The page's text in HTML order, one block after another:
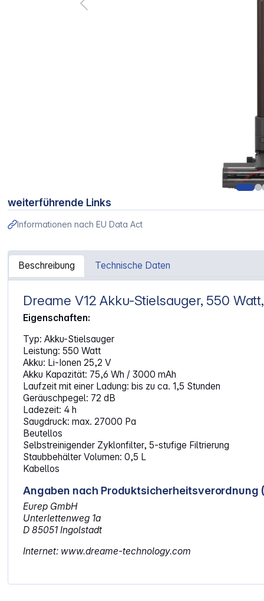
weiterführende Links
Informationen nach EU Data Act
Beschreibung Technische Daten
Artikelinformationen "Dreame V12"
Dreame V12 Akku-Stielsauger, 550
Eigenschaften:
Typ: Akku-Stielsauger
Leistung: 550 Watt
Akku: Li-Ionen 25,2 V
Akku Kapazität: 75,6 Wh / 3000 mAh
Laufzeit mit einer Ladung: bis zu ca. 1,5 Stunden
Geräuschpegel: 72 dB
Ladezeit: 4 h
Saugdruck: max. 27000 Pa
Beutellos
Selbstreinigender Zyklonfilter, 5-stufige Filtrierung
Staubbehälter Volumen: 0,5 L
Kabellos
Angaben nach Produktsicherheitsverordnung
Eurep GmbH
Unterlettenweg 1a
D 85051 Ingolstadt
Internet: www.dreame-technology.com